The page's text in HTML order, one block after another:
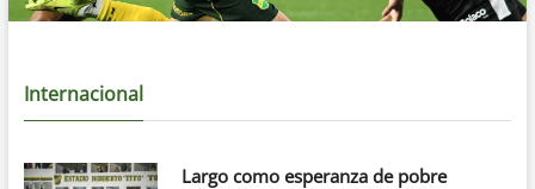
Internacional
Largo como esperanza de pobre